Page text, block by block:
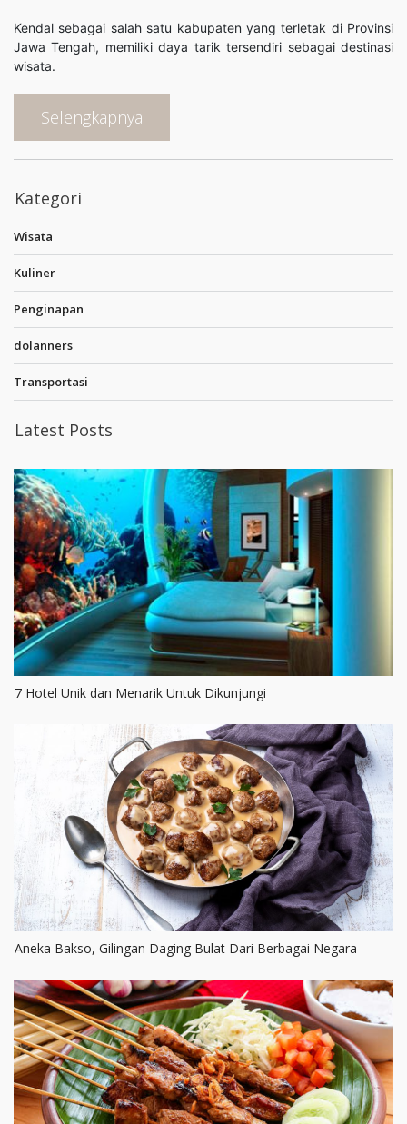
Kendal sebagai salah satu kabupaten yang terletak di Provinsi
Jawa Tengah, memiliki daya tarik tersendiri sebagai destinasi
wisata.
Selengkapnya
Kategori
Wisata
Kuliner
Penginapan
dolanners
Transportasi
Latest Posts
7 Hotel Unik dan Menarik Untuk Dikunjungi
Aneka Bakso, Gilingan Daging Bulat Dari Berbagai Negara